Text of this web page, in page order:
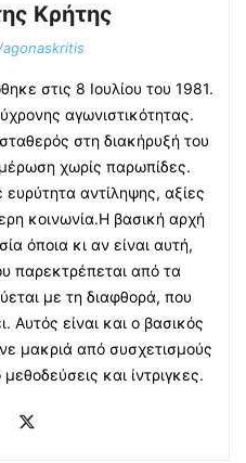
Κρήτης
στις 8 Ιουλίου του 1981.
αγωνιστικότητας.
στη διακήρυξή του
χωρίς παρωπίδες.
αντίληψης, αξίες
κοινωνία.Η βασική αρχή
όποια κι αν είναι αυτή,
παρεκτρέπεται από τα
με τη διαφθορά, που
Αυτός είναι και ο βασικός
μακριά από συσχετισμούς
και ίντριγκες.